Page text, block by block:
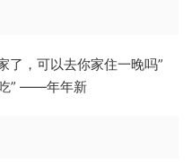
了，可以去你家住一晚吗”
吃” ——年年新